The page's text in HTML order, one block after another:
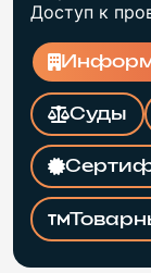
Доступ к
Суды